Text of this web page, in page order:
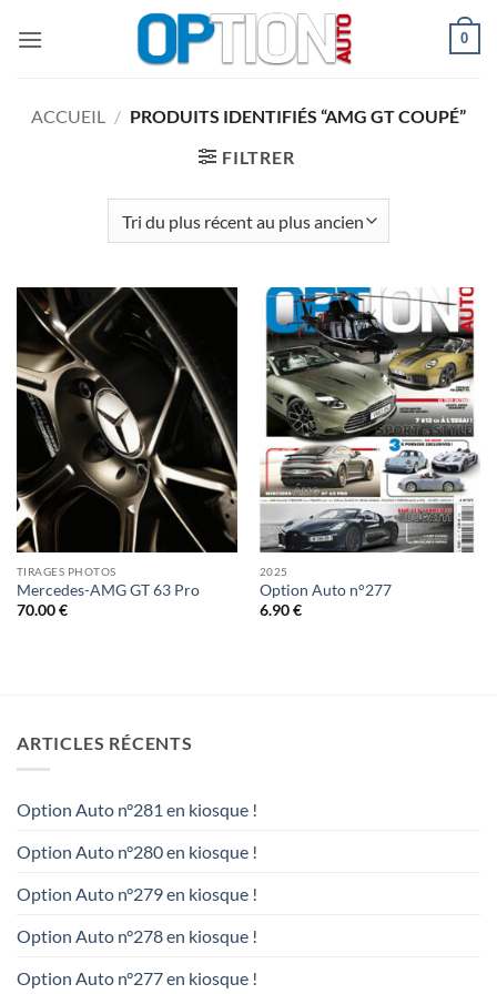
0
ACCUEIL / PRODUITS IDENTIFIÉS “AMG GT COUPÉ”
FILTRER
TIRAGES PHOTOS
Mercedes-AMG GT 63 Pro
70.00€
2025
Option Auto n°277
6.90€
ARTICLES RÉCENTS
Option Auto n°281 en kiosque !
Option Auto n°280 en kiosque !
Option Auto n°279 en kiosque !
Option Auto n°278 en kiosque !
Option Auto n°277 en kiosque !